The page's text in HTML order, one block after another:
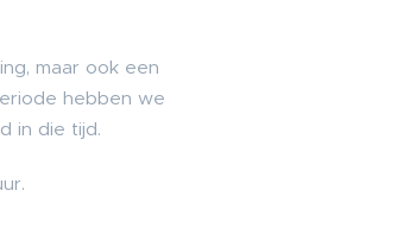
maar ook een
hebben we
in die tijd.